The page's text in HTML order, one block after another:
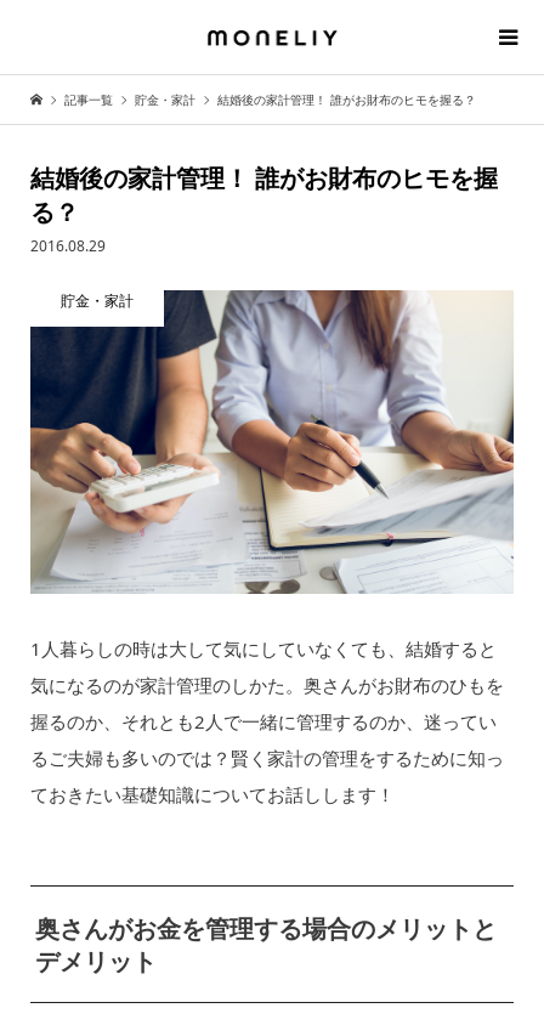
記事一覧 貯金・家計 結婚後の家計管理！ 誰がお財布のヒモを握る？
結婚後の家計管理！ 誰がお財布のヒモを握
る？
2016.08.29
貯金・家計
1人暮らしの時は大して気にしていなくても、結婚すると
気になるのが家計管理のしかた。奥さんがお財布のひもを
握るのか、それとも2人で一緒に管理するのか、迷ってい
るご夫婦も多いのでは？賢く家計の管理をするために知っ
ておきたい基礎知識についてお話しします！
奥さんがお金を管理する場合のメリットと
デメリット